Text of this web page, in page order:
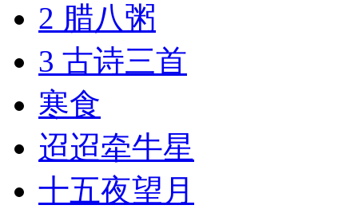
2 腊八粥
3 古诗三首
寒食
迢迢牵牛星
十五夜望月